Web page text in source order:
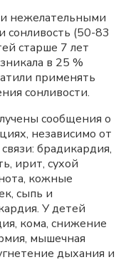
нежелательными
сонливость (50-83
старше 7 лет
в 25 %
применять
сонливости.
сообщения о
независимо от
брадикардия,
ирит, сухой
кожные
сыпь и
У детей
кома, снижение
мышечная
дыхания и